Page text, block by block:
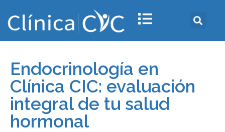
Endocrinología en
Clínica CIC: evaluación
integral de tu salud
hormonal